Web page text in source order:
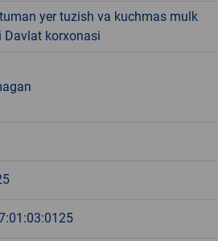
yer tuzish va kuchmas mulk
Davlat korxonasi